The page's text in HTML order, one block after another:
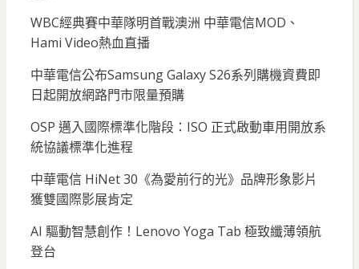
WBC經典賽中華隊明首戰澳洲 中華電信MOD、
Hami Video熱血直播
中華電信公布Samsung Galaxy S26系列購機資費即
日起開放網路門市限量預購
OSP 邁入國際標準化階段：ISO 正式啟動車用開放系
統協議標準化進程
中華電信 HiNet 30《為愛前行的光》品牌形象影片
獲雙國際影展肯定
AI 驅動智慧創作！Lenovo Yoga Tab 極致纖薄領航
登台